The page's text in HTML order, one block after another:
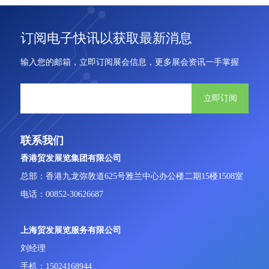
订阅电子快讯以获取最新消息
输入您的邮箱，立即订阅展会信息，更多展会资讯一手掌握
立即订阅
联系我们
香港贸发展览集团有限公司
总部：香港九龙弥敦道625号雅兰中心办公楼二期15楼1508室
电话：00852-30626687
上海贸发展览服务有限公司
刘经理
手机：15024168944